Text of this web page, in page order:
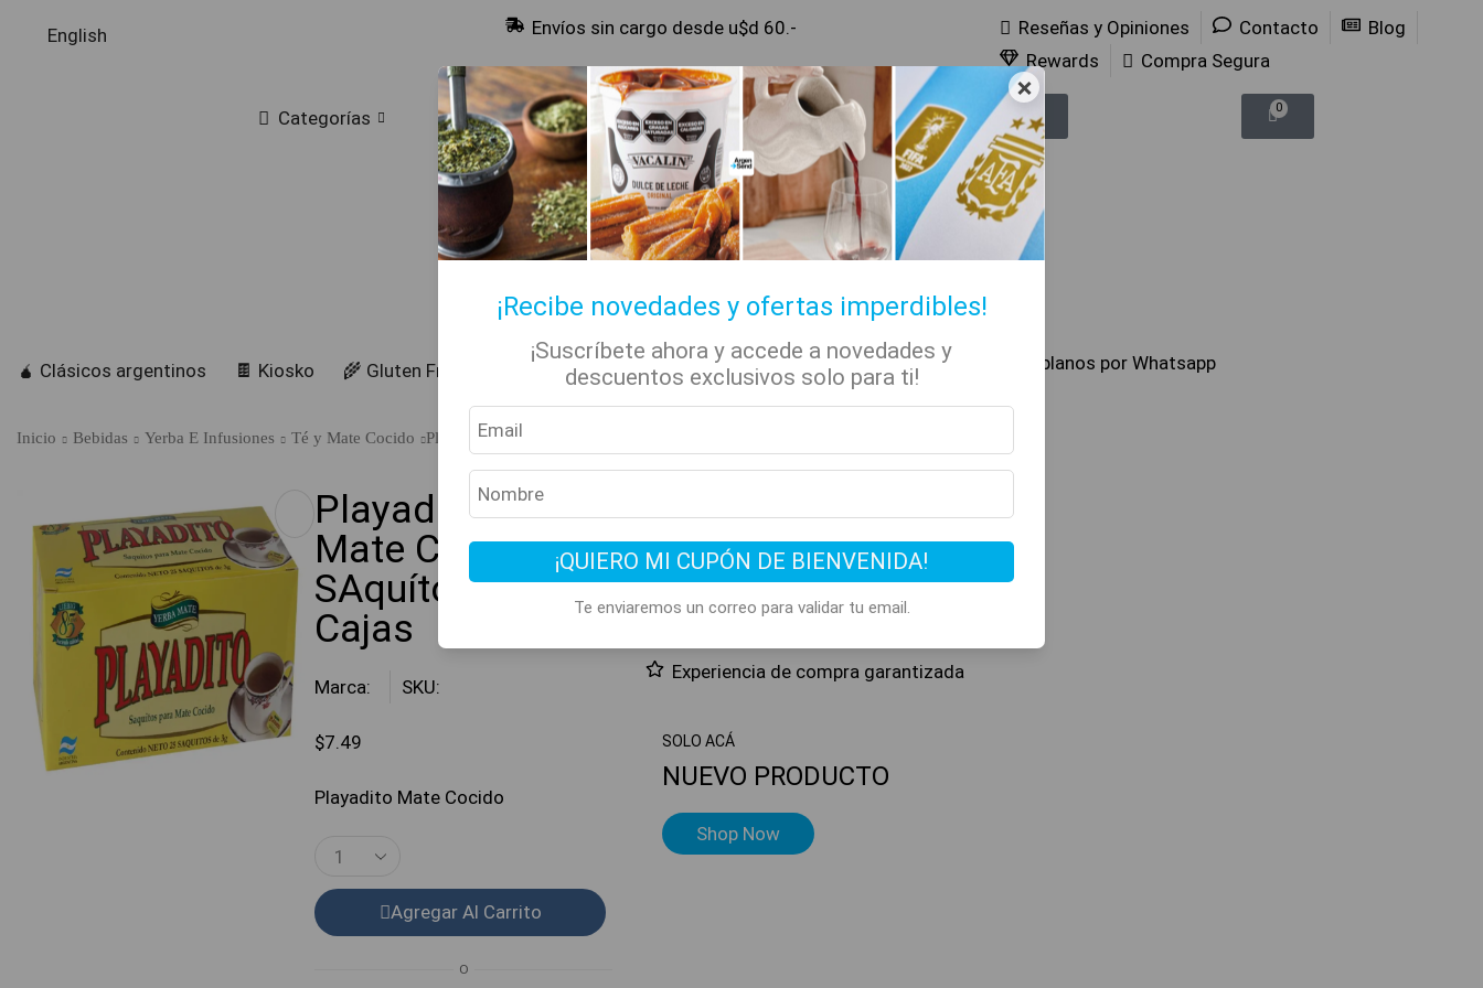
×
¡Recibe novedades y ofertas imperdibles!
¡Suscríbete ahora y accede a novedades y
descuentos exclusivos solo para ti!
¡QUIERO MI CUPÓN DE BIENVENIDA!
Te enviaremos un correo para validar tu email.
English Envíos sin cargo desde u$d 60.- Reseñas y Opiniones Contacto
Blog
Rewards
Compra Segura
Categorías 🔥 Alfajores y Golosinas 0
🧉 Clásicos argentinos 🍫 Kiosko 🌾 Gluten Free ✡ Koshers 📚 Libros 🏷️ Todas las categorías Hablanos por Whatsapp
Inicio Bebidas Yerba E Infusiones Té y Mate Cocido Playadito – Mate Cocido 25 SAquítos – 3 Cajas
Playadito –
Mate Cocido 25
SAquítos – 3
Cajas
Marca: SKU:
$7.49
Playadito Mate Cocido
Agregar Al Carrito
O
Este producto suma 1 Rewards
Compra segura
Experiencia de compra garantizada
SOLO ACÁ
NUEVO PRODUCTO
Shop Now